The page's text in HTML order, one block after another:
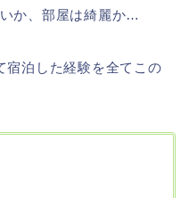
か、部屋は綺麗か…
宿泊した経験を全てこの